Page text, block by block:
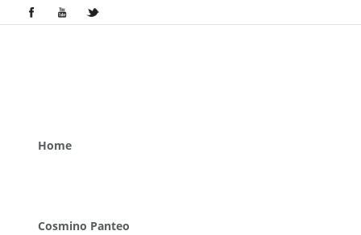
Home
Cosmino Panteo